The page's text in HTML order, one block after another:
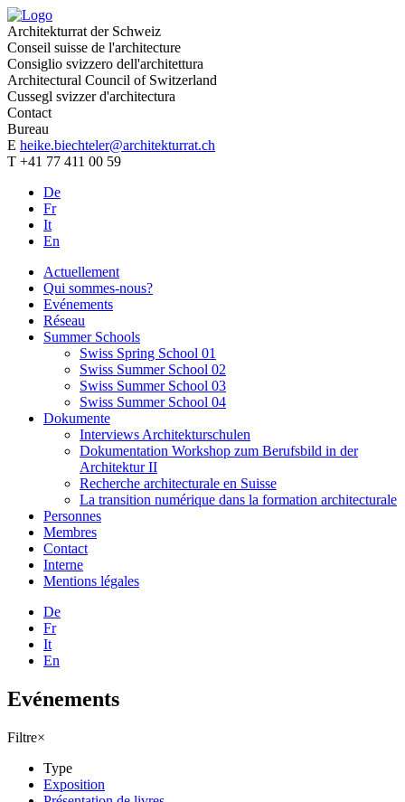
Architekturrat der Schweiz
Conseil suisse de l'architecture
Consiglio svizzero dell'architettura
Architectural Council of Switzerland
Cussegl svizzer d'architectura
Contact
Bureau
E heike.biechteler@architekturrat.ch
T +41 77 411 00 59
De
Fr
It
En
Actuellement
Qui sommes-nous?
Evénements
Réseau
Summer Schools
Swiss Spring School 01
Swiss Summer School 02
Swiss Summer School 03
Swiss Summer School 04
Dokumente
Interviews Architekturschulen
Dokumentation Workshop zum Berufsbild in der
Architektur II
Recherche architecturale en Suisse
La transition numérique dans la formation architecturale
Personnes
Membres
Contact
Interne
Mentions légales
De
Fr
It
En
Evénements
Filtre×
Type
Exposition